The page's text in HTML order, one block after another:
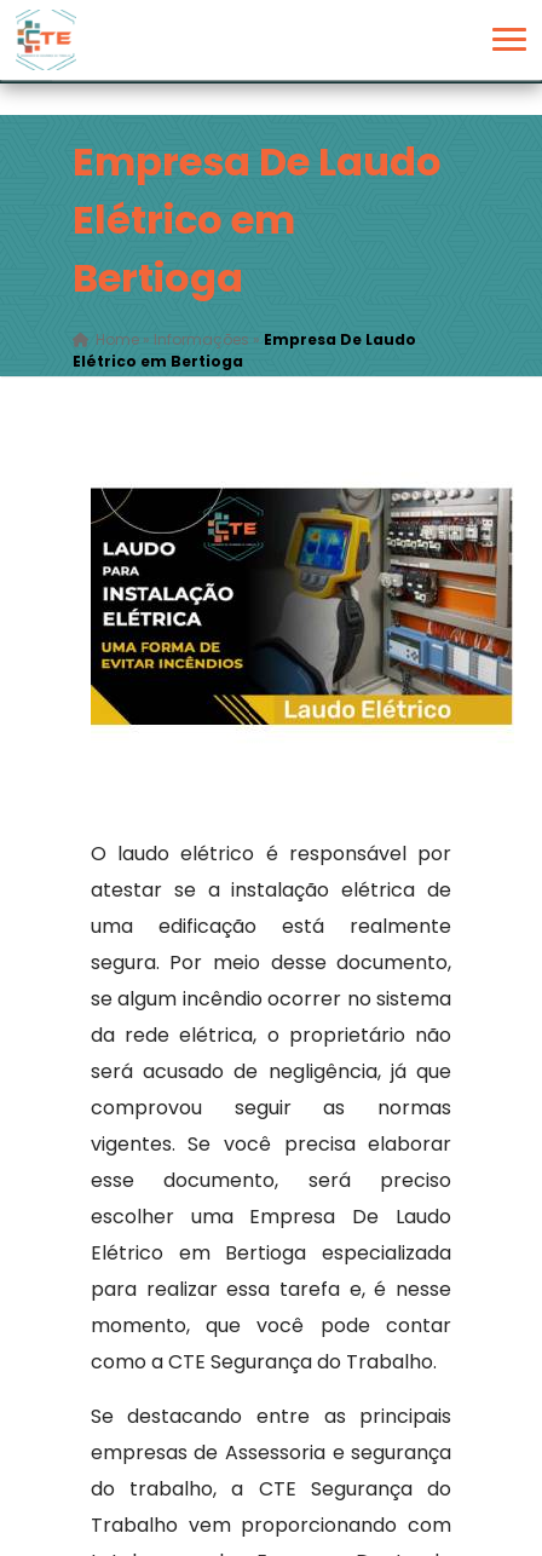
Empresa De Laudo
Elétrico em
Bertioga
Home» Informações » Empresa De Laudo
Elétrico em Bertioga
O laudo elétrico é responsável por
atestar se a instalação elétrica de
uma edificação está realmente
segura. Por meio desse documento,
se algum incêndio ocorrer no sistema
da rede elétrica, o proprietário não
será acusado de negligência, já que
comprovou seguir as normas
vigentes. Se você precisa elaborar
esse documento, será preciso
escolher uma Empresa De Laudo
Elétrico em Bertioga especializada
para realizar essa tarefa e, é nesse
momento, que você pode contar
como a CTE Segurança do Trabalho.
Se destacando entre as principais
empresas de Assessoria e segurança
do trabalho, a CTE Segurança do
Trabalho vem proporcionando com